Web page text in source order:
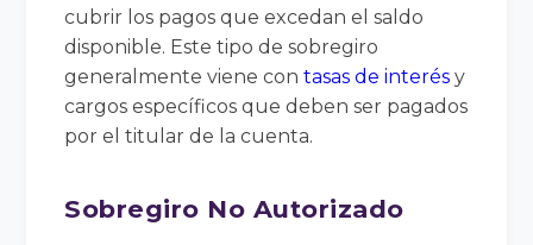
cubrir los pagos que excedan el saldo
disponible. Este tipo de sobregiro
generalmente viene contasas de interés y
cargos específicos que deben ser pagados
por el titular de la cuenta.
Sobregiro No Autorizado